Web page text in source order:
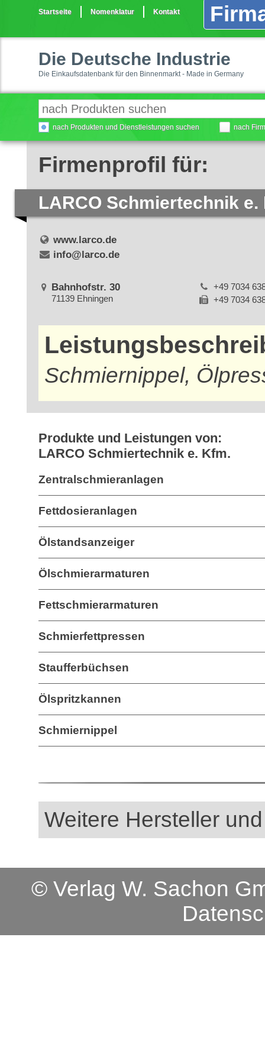
Startseite Nomenklatur Kontakt
Die Deutsche Industrie
Die Einkaufsdatenbank für den Binnenmarkt - Made in Germany
nach Produkten und Dienstleistungen suchen nach
Firmenprofil für:
LARCO Schmiertechnik e.
www.larco.de
info@larco.de
Bahnhofstr. 30
71139 Ehningen
+49 7034
+49 7034
Schmiernippel,
Produkte und Leistungen von:
LARCO Schmiertechnik e. Kfm.
Zentralschmieranlagen
Fettdosieranlagen
Ölstandsanzeiger
Ölschmierarmaturen
Fettschmierarmaturen
Schmierfettpressen
Staufferbüchsen
Ölspritzkannen
Schmiernippel
Weitere Hersteller
© Verlag W. Sachon